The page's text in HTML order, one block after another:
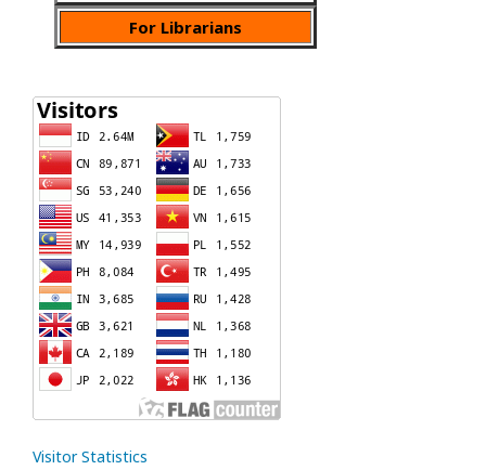
For Librarians
Visitor Statistics